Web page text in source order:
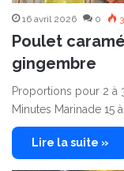
16 avril 2026 0
Poulet
gingembre
Proportions pour 2 à
Minutes Marinade 15 à
Lire la suite »